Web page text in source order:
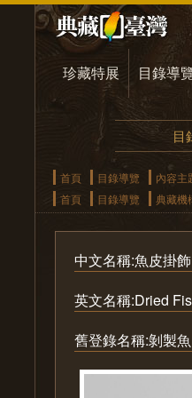
珍藏特展 目錄導
目
首頁 目錄導覽 內容主
首頁
目錄導覽 典藏機
中文名稱:魚皮掛飾
英文名稱:Dried
舊登錄名稱:剝製魚